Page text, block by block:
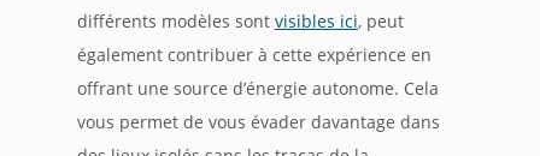
différents modèles sont visibles ici, peut
également contribuer à cette expérience en
offrant une source d’énergie autonome. Cela
vous permet de vous évader davantage dans